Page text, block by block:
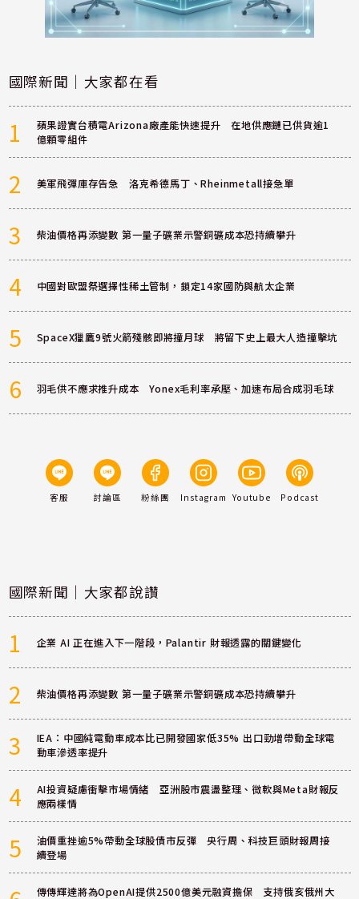
國際新聞｜大家都在看
1
蘋果證實台積電Arizona廠產能快速提升 在地供應鏈已供貨逾1
億顆零組件
2 美軍飛彈庫存告急 洛克希德馬丁、Rheinmetall接急單
3 柴油價格再添變數 第一量子礦業示警銅礦成本恐持續攀升
4 中國對歐盟祭選擇性稀土管制，鎖定14家國防與航太企業
5 SpaceX獵鷹9號火箭殘骸即將撞月球 將留下史上最大人造撞擊坑
6 羽毛供不應求推升成本 Yonex毛利率承壓、加速布局合成羽毛球
客服 討論區 粉絲團 Instagram Youtube Podcast
國際新聞｜大家都說讚
1 企業 AI 正在進入下一階段，Palantir 財報透露的關鍵變化
2 柴油價格再添變數 第一量子礦業示警銅礦成本恐持續攀升
3
IEA：中國純電動車成本比已開發國家低35% 出口勁增帶動全球電
動車滲透率提升
4
AI投資疑慮衝擊市場情緒 亞洲股市震盪整理、微軟與Meta財報反
應兩樣情
5
油價重挫逾5%帶動全球股債市反彈 央行周、科技巨頭財報周接
續登場
傳傳輝達將為OpenAI提供2500億美元融資擔保 支持俄亥俄州大